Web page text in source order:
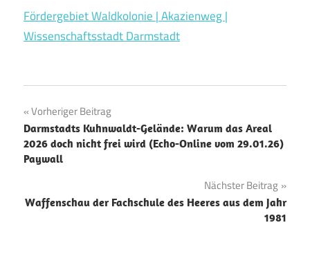
Fördergebiet Waldkolonie | Akazienweg |
Wissenschaftsstadt Darmstadt
Beitragsnavigation
Vorheriger Beitrag
Darmstadts Kuhnwaldt-Gelände: Warum das Areal
2026 doch nicht frei wird (Echo-Online vom 29.01.26)
Paywall
Nächster Beitrag
Waffenschau der Fachschule des Heeres aus dem Jahr
1981